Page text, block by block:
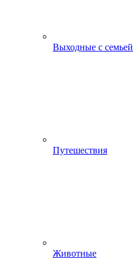
Выходные с семьей
Путешествия
Животные